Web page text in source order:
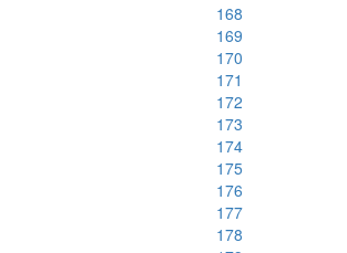
168
169
170
171
172
173
174
175
176
177
178